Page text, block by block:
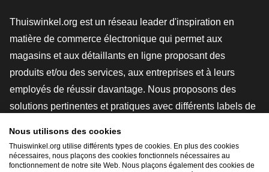
Thuiswinkel.org est un réseau leader d'inspiration en
matière de commerce électronique qui permet aux
magasins et aux détaillants en ligne proposant des
produits et/ou des services, aux entreprises et à leurs
employés de réussir davantage. Nous proposons des
solutions pertinentes et pratiques avec différents labels de
études de marché, et nous disposons de notre propre
Nous utilisons des cookies
Thuiswinkel.org utilise différents types de cookies. En plus des cookies
nécessaires, nous plaçons des cookies fonctionnels nécessaires au
fonctionnement de notre site Web. Nous plaçons également des cookies de